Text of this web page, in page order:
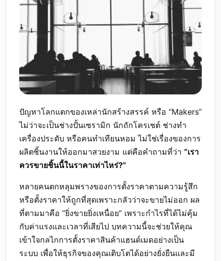
ปัญหาโลกแตกของเหล่านักสร้างสรรค์ หรือ “Makers”
ไม่ว่าจะเป็นช่างปั้นเซรามิก นักถักโครเชต์ ช่างทำ
เครื่องประดับ หรือคนทำเทียนหอม ไม่ใช่เรื่องของการ
ผลิตชิ้นงานให้ออกมาสวยงาม แต่คือคำถามที่ว่า “เรา
ควรขายชิ้นนี้ในราคาเท่าไหร่?”
หลายคนตกหลุมพรางของการตั้งราคาตามความรู้สึก
หรือตั้งราคาให้ถูกที่สุดเพราะกลัวว่าจะขายไม่ออก ผล
ที่ตามมาคือ “ยิ่งขายยิ่งเหนื่อย” เพราะกำไรที่ได้ไม่คุ้ม
กับค่าแรงและเวลาที่เสียไป บทความนี้จะช่วยให้คุณ
เข้าใจกลไกการตั้งราคาสินค้าแฮนด์เมดอย่างเป็น
ระบบ เพื่อให้ธุรกิจของคุณเติบโตได้อย่างยั่งยืนและมี